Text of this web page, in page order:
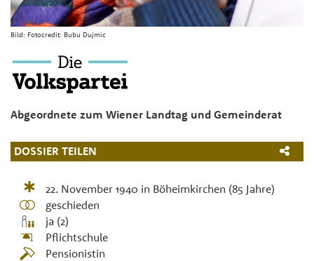
Bild: Fotocredit: Bubu Dujmic
Abgeordnete zum Wiener Landtag und Gemeinderat
DOSSIER TEILEN
22. November 1940 in Böheimkirchen (85 Jahre)
geschieden
ja (2)
Pflichtschule
Pensionistin